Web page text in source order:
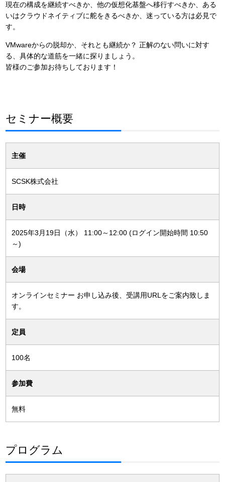
現在の構成を継続すべきか、他の仮想化基盤へ移行すべきか、ある
いはクラウドネイティブに舵をきるべきか、迷っている方は必見で
す。
VMwareからの脱却か、それとも継続か？ 正解のない問いに対す
る、具体的な道筋を一緒に探りましょう。
皆様のご参加お待ちしております！
セミナー概要
主催
SCSK株式会社
日時
2025年3月19日（水） 11:00～12:00 (ログイン開始時間 10:50
～)
会場
オンラインセミナー お申し込み後、受講用URLをご案内致しま
す。
定員
100名
参加費
無料
プログラム